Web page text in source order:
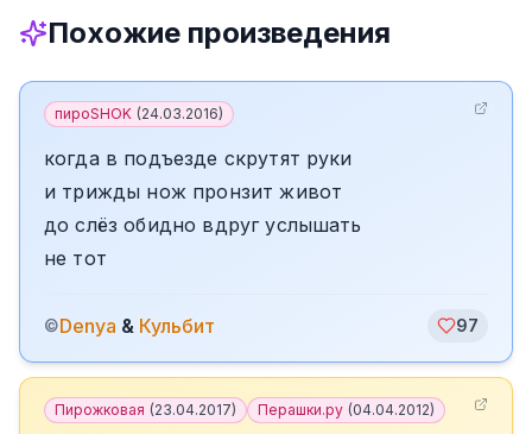
Похожие произведения
пироSHOK (24.03.2016)
когда в подъезде скрутят руки
и трижды нож пронзит живот
до слёз обидно вдруг услышать
не тот
©Denya & Кульбит 97
Пирожковая (23.04.2017) Перашки.ру (04.04.2012)